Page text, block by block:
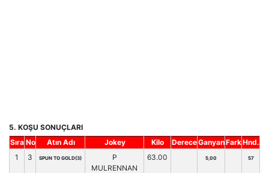
5. KOŞU SONUÇLARI
Sıra No Atın Adı Jokey Kilo DereceGanyanFarkHnd.
1
3 SPUN TO GOLD(3)
P
MULRENNAN
63.00 5,00 57